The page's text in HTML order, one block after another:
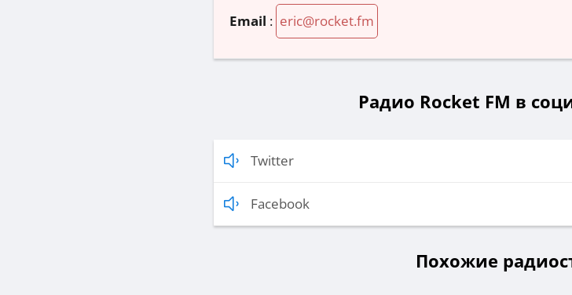
Email : eric@rocket.fm
Радио Rocket FM в
Twitter
Facebook
Похожие